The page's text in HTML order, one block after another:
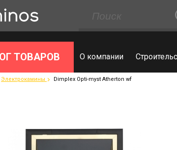
ТОВАРОВ О компании
Электрокамины Dimplex Opti-myst Atherton wf